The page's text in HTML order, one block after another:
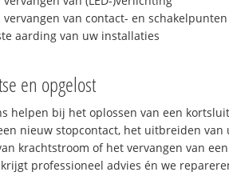
vervangen van contact- en schakelpunten
aarding van uw installaties
en opgelost
helpen bij het oplossen van een
nieuw stopcontact, het uitbreiden van
krachtstroom of het vervangen van
professioneel advies én we